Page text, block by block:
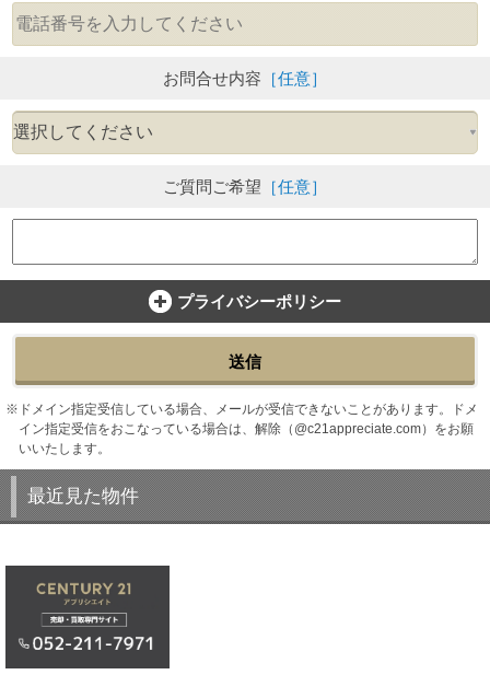
お問合せ内容 ［任意］
ご質問ご希望 ［任意］
プライバシーポリシー
送信
ドメイン指定受信している場合、メールが受信できないことがあります。ドメ
イン指定受信をおこなっている場合は、解除（@c21appreciate.com）をお願
いいたします。
最近見た物件